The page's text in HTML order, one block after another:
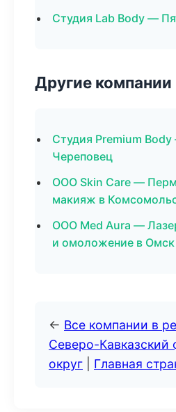
Студия Lab Body —
Другие компании
Студия Premium
Череповец
ООО Skin Care —
макияж в
ООО Med Aura —
и омоложение в Омск
← Все компании в
Северо-Кавказский
округ
Главная